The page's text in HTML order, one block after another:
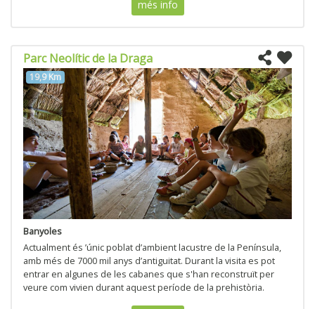
més info
Parc Neolític de la Draga
19,9 Km
Banyoles
Actualment és ’únic poblat d’ambient lacustre de la Península,
amb més de 7000 mil anys d’antiguitat. Durant la visita es pot
entrar en algunes de les cabanes que s'han reconstruït per
veure com vivien durant aquest període de la prehistòria.